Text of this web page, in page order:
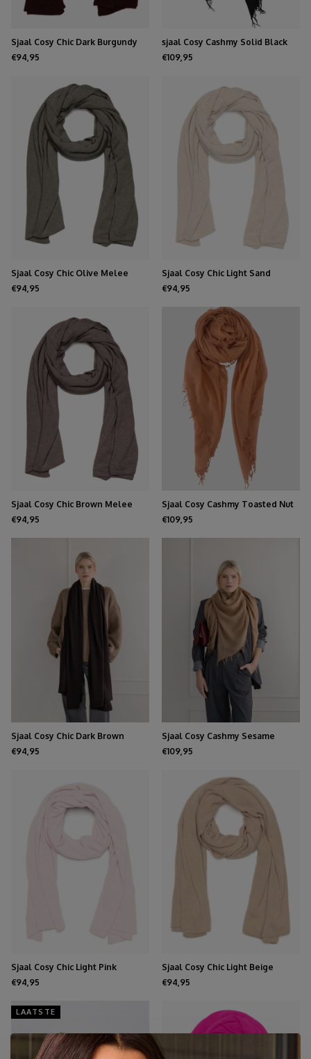
Sjaal Cosy Chic Dark Burgundy
€94,95
sjaal Cosy Cashmy Solid Black
€109,95
Sjaal Cosy Chic Olive Melee
€94,95
Sjaal Cosy Chic Light Sand
€94,95
Sjaal Cosy Chic Brown Melee
€94,95
Sjaal Cosy Cashmy Toasted Nut
€109,95
Sjaal Cosy Chic Dark Brown
€94,95
Sjaal Cosy Cashmy Sesame
€109,95
Sjaal Cosy Chic Light Pink
€94,95
Sjaal Cosy Chic Light Beige
€94,95
LAATSTE